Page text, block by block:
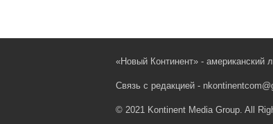
«Новый Континент» - американский
Связь с редакцией -
© 2021 Kontinent Media Group. All